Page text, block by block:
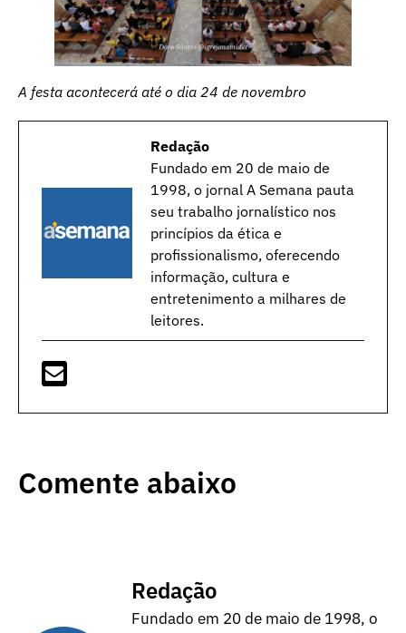
A festa acontecerá até o dia 24 de novembro
Redação
Fundado em 20 de maio de
1998, o jornal A Semana pauta
seu trabalho jornalístico nos
princípios da ética e
profissionalismo, oferecendo
informação, cultura e
entretenimento a milhares de
leitores.
Comente abaixo
Redação
Fundado em 20 de maio de 1998, o